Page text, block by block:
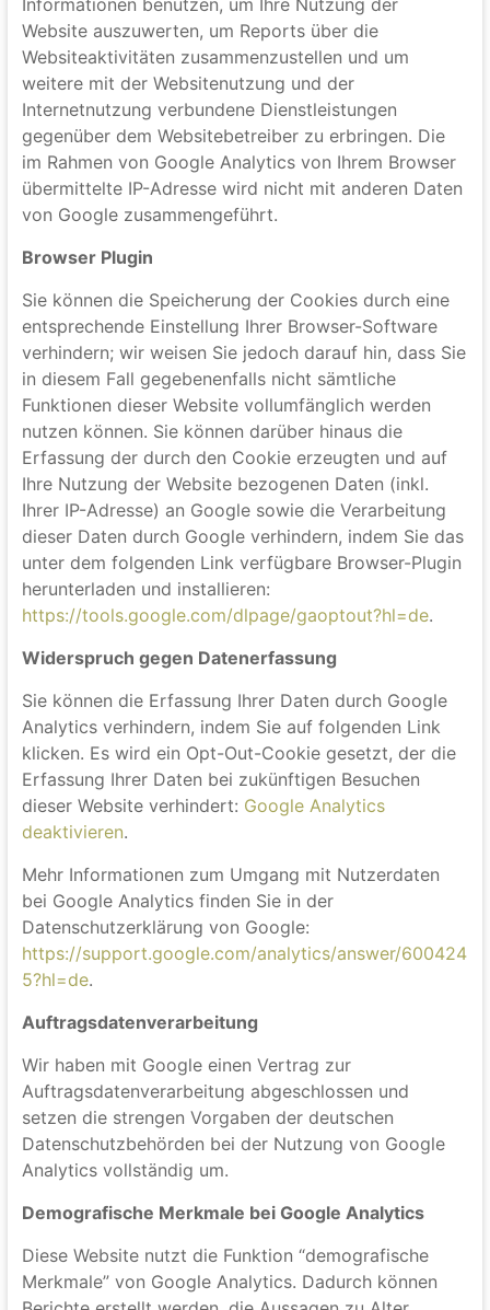
in die USA gekürzt. Nur in Ausnahmefällen wird die
volle IP-Adresse an einen Server von Google in den
USA übertragen und dort gekürzt. Im Auftrag des
Betreibers dieser Website wird Google diese
Informationen benutzen, um Ihre Nutzung der
Website auszuwerten, um Reports über die
Websiteaktivitäten zusammenzustellen und um
weitere mit der Websitenutzung und der
Internetnutzung verbundene Dienstleistungen
gegenüber dem Websitebetreiber zu erbringen. Die
im Rahmen von Google Analytics von Ihrem Browser
übermittelte IP-Adresse wird nicht mit anderen Daten
von Google zusammengeführt.
Browser Plugin
Sie können die Speicherung der Cookies durch eine
entsprechende Einstellung Ihrer Browser-Software
verhindern; wir weisen Sie jedoch darauf hin, dass Sie
in diesem Fall gegebenenfalls nicht sämtliche
Funktionen dieser Website vollumfänglich werden
nutzen können. Sie können darüber hinaus die
Erfassung der durch den Cookie erzeugten und auf
Ihre Nutzung der Website bezogenen Daten (inkl.
Ihrer IP-Adresse) an Google sowie die Verarbeitung
dieser Daten durch Google verhindern, indem Sie das
unter dem folgenden Link verfügbare Browser-Plugin
herunterladen und installieren:
https://tools.google.com/dlpage/gaoptout?hl=de.
Widerspruch gegen Datenerfassung
Sie können die Erfassung Ihrer Daten durch Google
Analytics verhindern, indem Sie auf folgenden Link
klicken. Es wird ein Opt-Out-Cookie gesetzt, der die
Erfassung Ihrer Daten bei zukünftigen Besuchen
dieser Website verhindert:
Google Analytics
deaktivieren
Mehr Informationen zum Umgang mit Nutzerdaten
bei Google Analytics finden Sie in der
Datenschutzerklärung von Google:
https://support.google.com/analytics/answer/600424
5?hl=de.
Auftragsdatenverarbeitung
Wir haben mit Google einen Vertrag zur
Auftragsdatenverarbeitung abgeschlossen und
setzen die strengen Vorgaben der deutschen
Datenschutzbehörden bei der Nutzung von Google
Analytics vollständig um.